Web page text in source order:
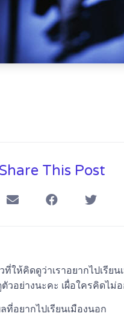
Share This Post
ให้คิดดูว่าเราอยากไปเรียน
ตัวอย่างนะคะ เผื่อใครคิดไม่
ที่อยากไปเรียนเมืองนอก